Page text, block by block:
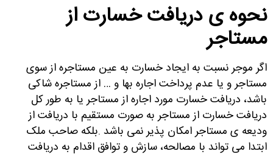
نحوه ی دریافت خسارت از
مستاجر
اگر موجر نسبت به ایجاد خسارت به عین مستاجره از سوی
مستاجر و یا عدم پرداخت اجاره بها و … از مستاجره شاکی
باشد، دریافت خسارت مورد اجاره از مستاجر یا به طور کل
دریافت خسارت از مستاجر به صورت مستقیم با دریافت از
ودیعه ی مستاجر امکان پذیر نمی باشد .بلکه صاحب ملک
ابتدا می تواند با مصالحه، سازش و توافق اقدام به دریافت